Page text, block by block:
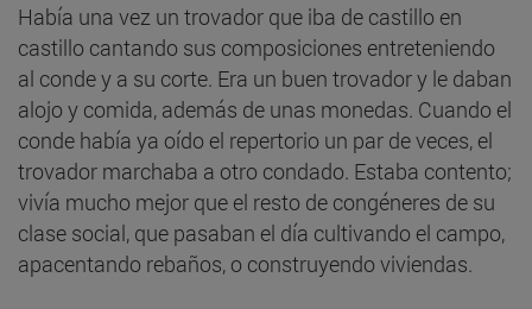
Había una vez un trovador que iba de castillo en
castillo cantando sus composiciones entreteniendo
al conde y a su corte. Era un buen trovador y le daban
alojo y comida, además de unas monedas. Cuando el
conde había ya oído el repertorio un par de veces, el
trovador marchaba a otro condado. Estaba contento;
vivía mucho mejor que el resto de congéneres de su
clase social, que pasaban el día cultivando el campo,
apacentando rebaños, o construyendo viviendas.